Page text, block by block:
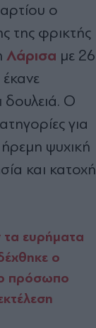
ο
της φρικτής
Λάρισα με 26
δουλειά. Ο
για
ψυχική
και κατοχή
ευρήματα
ο
πρόσωπο